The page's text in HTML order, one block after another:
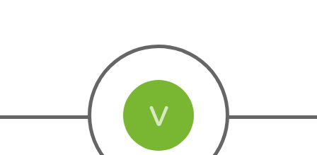
V